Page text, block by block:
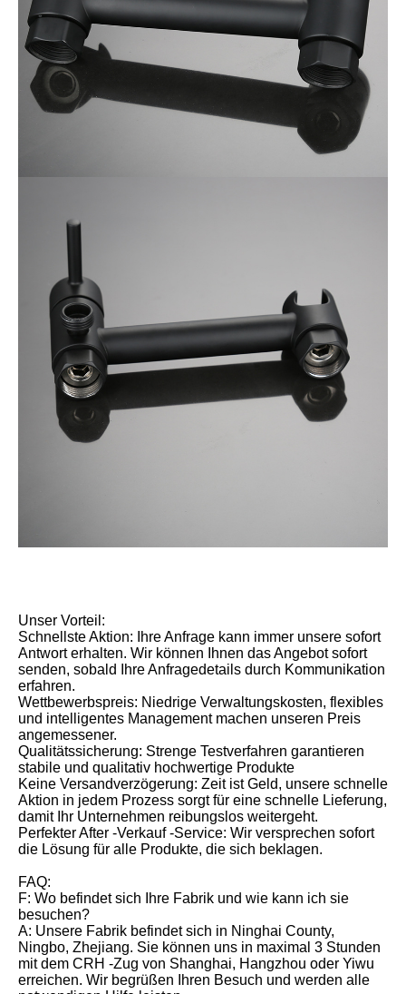
Unser Vorteil:
Schnellste Aktion: Ihre Anfrage kann immer unsere sofort
Antwort erhalten. Wir können Ihnen das Angebot sofort
senden, sobald Ihre Anfragedetails durch Kommunikation
erfahren.
Wettbewerbspreis: Niedrige Verwaltungskosten, flexibles
und intelligentes Management machen unseren Preis
angemessener.
Qualitätssicherung: Strenge Testverfahren garantieren
stabile und qualitativ hochwertige Produkte
Keine Versandverzögerung: Zeit ist Geld, unsere schnelle
Aktion in jedem Prozess sorgt für eine schnelle Lieferung,
damit Ihr Unternehmen reibungslos weitergeht.
Perfekter After -Verkauf -Service: Wir versprechen sofort
die Lösung für alle Produkte, die sich beklagen.
FAQ:
F: Wo befindet sich Ihre Fabrik und wie kann ich sie
besuchen?
A: Unsere Fabrik befindet sich in Ninghai County,
Ningbo, Zhejiang. Sie können uns in maximal 3 Stunden
mit dem CRH -Zug von Shanghai, Hangzhou oder Yiwu
erreichen. Wir begrüßen Ihren Besuch und werden alle